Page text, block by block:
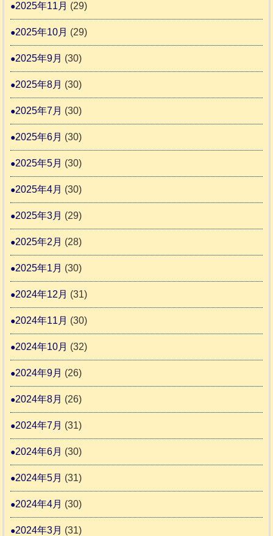
2025年11月 (29)
2025年10月 (29)
2025年9月 (30)
2025年8月 (30)
2025年7月 (30)
2025年6月 (30)
2025年5月 (30)
2025年4月 (30)
2025年3月 (29)
2025年2月 (28)
2025年1月 (30)
2024年12月 (31)
2024年11月 (30)
2024年10月 (32)
2024年9月 (26)
2024年8月 (26)
2024年7月 (31)
2024年6月 (30)
2024年5月 (31)
2024年4月 (30)
2024年3月 (31)